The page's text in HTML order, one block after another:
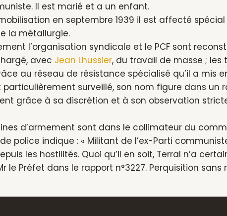
Il est marié et a un enfant.
en septembre 1939 il est affecté spécial
la métallurgie.
l’organisation syndicale et le PCF sont
avec Jean Lhussier, du travail de masse ;
au réseau de résistance spécialisé qu’il a mis
particulièrement surveillé, son nom figure dans un
grâce à sa discrétion et à son observation
d’armement sont dans le collimateur du
police indique : « Militant de l’ex-Parti
les hostilités. Quoi qu’il en soit, Terral n’a
le Préfet dans le rapport n°3227. Perquisition sans